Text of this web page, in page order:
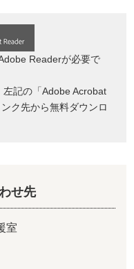
Readerが必要で
記の「Adobe Acrobat
ク先から無料ダウンロ
せ先
室